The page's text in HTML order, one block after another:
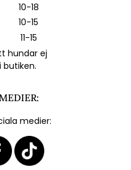
10-18
10-15
11-15
hundar ej
butiken.
medier: